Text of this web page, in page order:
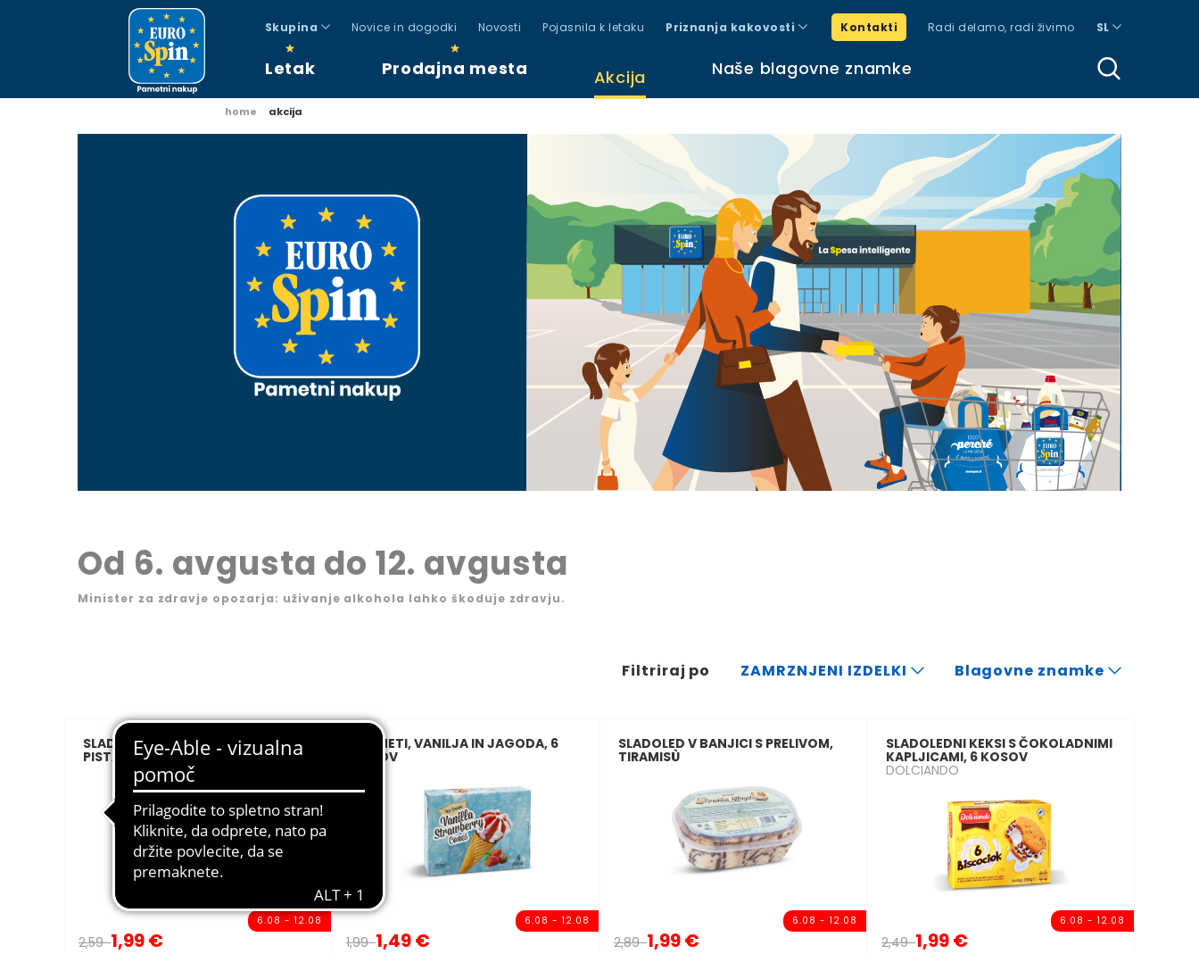
Skupina Novice in dogodki Novosti Pojasnila k letaku Priznanja kakovosti Kontakti Radi delamo, radi živimo SL
Letak Prodajna mesta Akcija Naše blagovne znamke
home akcija
Od 6. avgusta do 12. avgusta
Minister za zdravje opozarja: uživanje alkohola lahko škoduje zdravju.
Filtriraj po ZAMRZNJENI IZDELKI Blagovne znamke
6.08 - 12.08
SLADOLED V BANJICI, VANILJA IN
PISTACIJA
2,591,99 €
6.08 - 12.08
KORNETI, VANILJA IN JAGODA, 6
KOSOV
1,991,49 €
6.08 - 12.08
SLADOLED V BANJICI S PRELIVOM,
TIRAMISÙ
2,891,99 €
6.08 - 12.08
SLADOLEDNI KEKSI S ČOKOLADNIMI
KAPLJICAMI, 6 KOSOV
DOLCIANDO
2,491,99 €